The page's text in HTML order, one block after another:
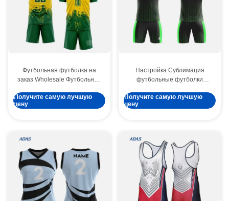
Футбольная футболка на
заказ Wholesale Футбольная
футболка футболка
футболка футболка
футболка футболка
футболка футболка
футболка
Получите самую лучшую
цену
Настройка Сублимация
футбольные футболки
набор-100% полиэстер
растяжка Быстро сухое лето
Получите самую лучшую
цену